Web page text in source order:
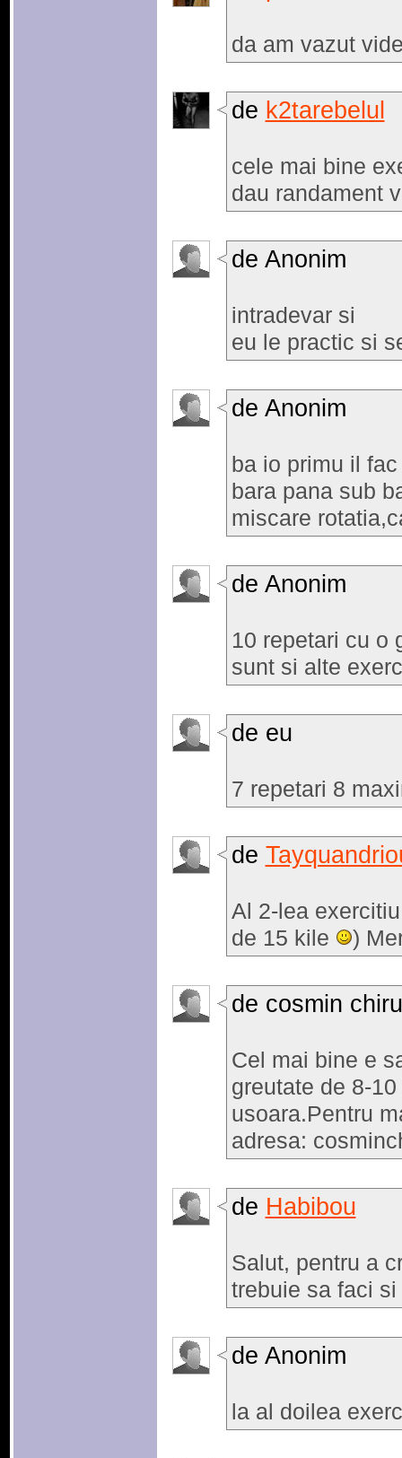
da am vazut
de k2tarebelul
cele mai bine
dau randament
de Anonim
intradevar si
eu le practic si
de Anonim
ba io primu il
bara pana sub
miscare
de Anonim
10 repetari cu o
sunt si alte
de eu
7 repetari 8
de
Al 2-lea
de 15 kile
)
de cosmin chiru
Cel mai bine e
greutate de 8-
usoara.Pentru
adresa:
de Habibou
Salut, pentru a
trebuie sa faci
de Anonim
la al doilea